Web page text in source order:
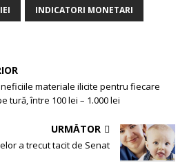
INDICATORI MONETARI
materiale ilicite pentru fiecare
tură, între 100 lei – 1.000 lei
URMĂTOR
a trecut tacit de Senat